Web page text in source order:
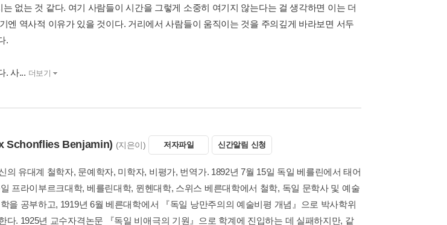
없는 것 같다. 여기 사람들이 시간을 그렇게 소중히 여기지 않는다는 걸 생각하면 이는 더
엔 역사적 이유가 있을 것이다. 거리에서 사람들이 움직이는 것을 주의깊게 바라보면 서두
.
. 사... 더보기
Schonflies Benjamin) (지은이) 저자파일 신간알림 신청
의 유대계 철학자, 문예학자, 미학자, 비평가, 번역가. 1892년 7월 15일 독일 베를린에서 태어
프라이부르크대학, 베를린대학, 뮌헨대학, 스위스 베른대학에서 철학, 독일 문학사 및 예술
을 공부하고, 1919년 6월 베른대학에서 『독일 낭만주의의 예술비평 개념』으로 박사학위
다. 1925년 교수자격논문 『독일 비애극의 기원』으로 학계에 진입하는 데 실패하지만, 같